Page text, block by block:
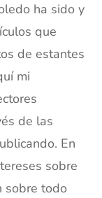
ha sido y
que
de estantes
mi
de las
En
sobre
sobre todo